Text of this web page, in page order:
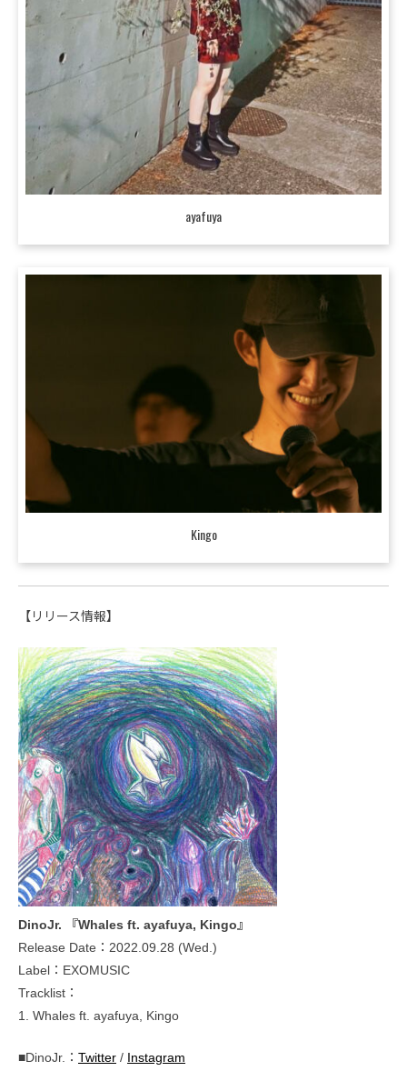
ayafuya
Kingo
【リリース情報】
DinoJr. 『Whales ft. ayafuya, Kingo』
Release Date：2022.09.28 (Wed.)
Label：EXOMUSIC
Tracklist：
1. Whales ft. ayafuya, Kingo
■DinoJr.： Twitter / Instagram